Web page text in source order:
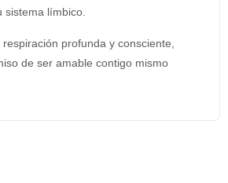
sistema límbico.
respiración profunda y consciente,
de ser amable contigo mismo